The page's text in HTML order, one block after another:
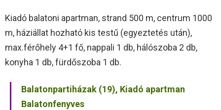
Kiadó balatoni apartman, strand 500 m, centrum 1000
m, háziállat hozható kis testű (egyeztetés után),
max.férőhely 4+1 fő, nappali 1 db, hálószoba 2 db,
konyha 1 db, fürdőszoba 1 db.
Balatonpartiházak (19), Kiadó apartman
Balatonfenyves